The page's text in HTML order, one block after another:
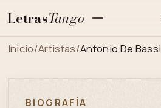
LetrasTango
Inicio/Artistas/Antonio De Bassi
BIOGRAFÍA